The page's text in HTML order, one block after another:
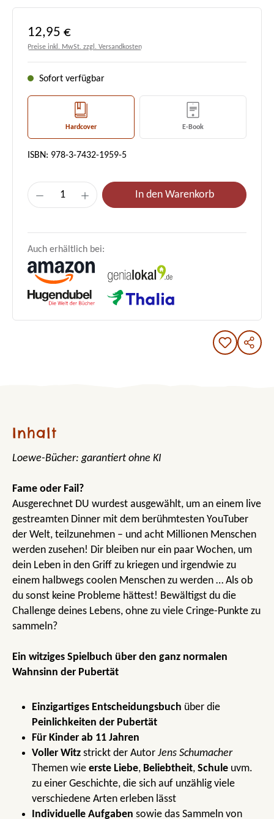
Regulärer Preis:
12,95 €
Preise inkl. MwSt. zzgl. Versandkosten
Sofort verfügbar
Hardcover E-Book
ISBN: 978-3-7432-1959-5
Produkt Anzahl: Gib den gewünschten
In den Warenkorb
Auch erhältlich bei:
Inhalt
Loewe-Bücher: garantiert ohne KI
Fame oder Fail?
Ausgerechnet DU wurdest ausgewählt, um an einem live
gestreamten Dinner mit dem berühmtesten YouTuber
der Welt, teilzunehmen – und acht Millionen Menschen
werden zusehen! Dir bleiben nur ein paar Wochen, um
dein Leben in den Griff zu kriegen und irgendwie zu
einem halbwegs coolen Menschen zu werden … Als ob
du sonst keine Probleme hättest! Bewältigst du die
Challenge deines Lebens, ohne zu viele Cringe-Punkte zu
sammeln?
Ein witziges Spielbuch über den ganz normalen
Wahnsinn der Pubertät
Einzigartiges Entscheidungsbuch über die
Peinlichkeiten der Pubertät
Für Kinder ab 11 Jahren
Voller Witz strickt der Autor Jens Schumacher
Themen wie erste Liebe, Beliebtheit, Schule uvm.
zu einer Geschichte, die sich auf unzählig viele
verschiedene Arten erleben lässt
Individuelle Aufgaben sowie das Sammeln von